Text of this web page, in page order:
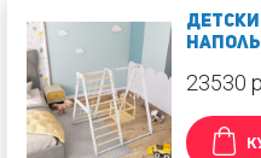
23530